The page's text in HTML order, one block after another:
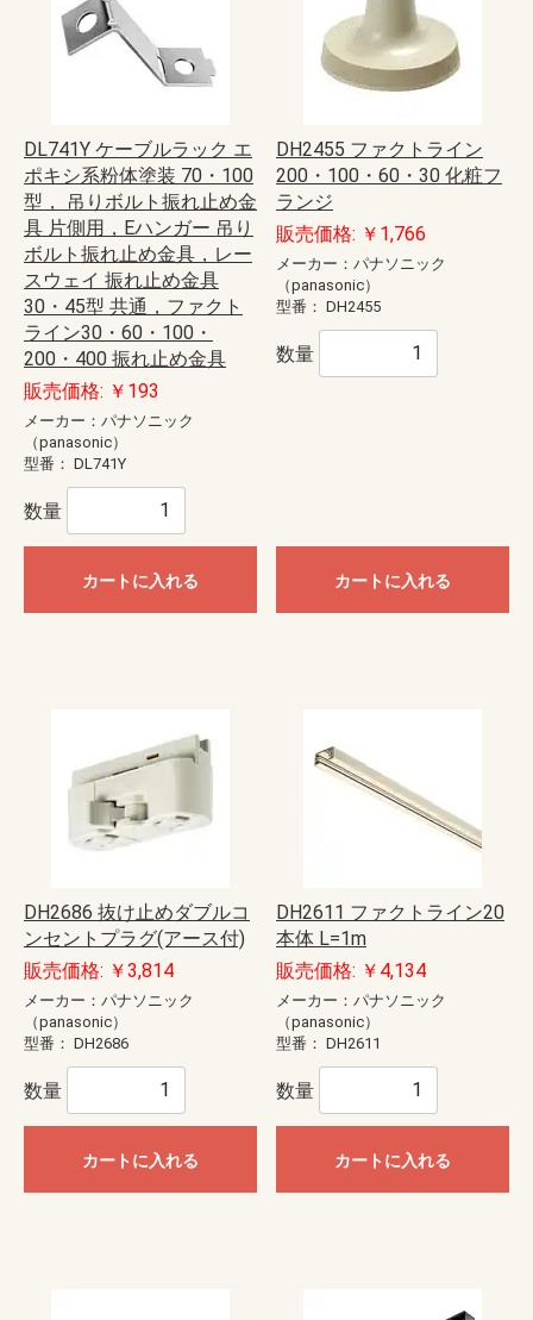
DL741Y ケーブルラック エ
ポキシ系粉体塗装 70・100
型， 吊りボルト振れ止め金
具 片側用，Eハンガー 吊り
ボルト振れ止め金具，レー
スウェイ 振れ止め金具
30・45型 共通，ファクト
ライン30・60・100・
200・400 振れ止め金具
販売価格: ￥193
メーカー：パナソニック
（panasonic）
型番： DL741Y
数量
カートに入れる
DH2455 ファクトライン
200・100・60・30 化粧フ
ランジ
販売価格: ￥1,766
メーカー：パナソニック
（panasonic）
型番： DH2455
数量
カートに入れる
DH2686 抜け止めダブルコ
ンセントプラグ(アース付)
販売価格: ￥3,814
メーカー：パナソニック
（panasonic）
型番： DH2686
数量
カートに入れる
DH2611 ファクトライン20
本体 L=1m
販売価格: ￥4,134
メーカー：パナソニック
（panasonic）
型番： DH2611
数量
カートに入れる